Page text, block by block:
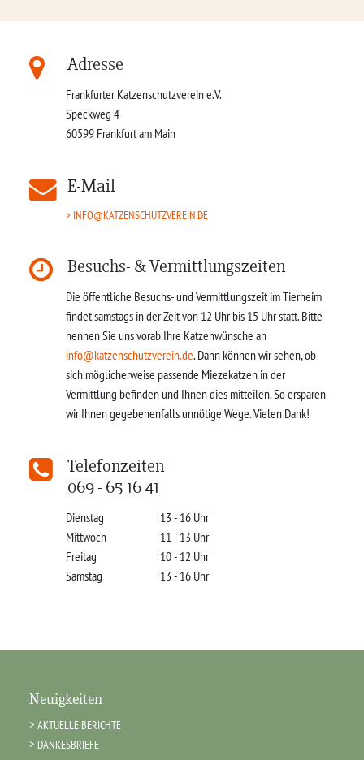
Adresse
Frankfurter Katzenschutzverein e.V.
Speckweg 4
60599 Frankfurt am Main
E-Mail
INFO@KATZENSCHUTZVEREIN.DE
Besuchs- & Vermittlungszeiten
Die öffentliche Besuchs- und Vermittlungszeit im Tierheim
findet samstags in der Zeit von 12 Uhr bis 15 Uhr statt. Bitte
nennen Sie uns vorab Ihre Katzenwünsche an
info@katzenschutzverein.de. Dann können wir sehen, ob
sich möglicherweise passende Miezekatzen in der
Vermittlung befinden und Ihnen dies mitteilen. So ersparen
wir Ihnen gegebenenfalls unnötige Wege. Vielen Dank!
Telefonzeiten
069 - 65 16 41
Dienstag
13 - 16 Uhr
Mittwoch
11 - 13 Uhr
Freitag
10 - 12 Uhr
Samstag
13 - 16 Uhr
Neuigkeiten
AKTUELLE BERICHTE
DANKESBRIEFE